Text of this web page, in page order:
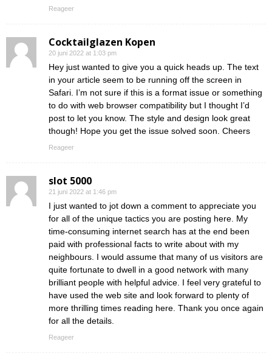
Reageer
Cocktailglazen Kopen
20 juni 2022 at 1:03 pm
Hey just wanted to give you a quick heads up. The text
in your article seem to be running off the screen in
Safari. I’m not sure if this is a format issue or something
to do with web browser compatibility but I thought I’d
post to let you know. The style and design look great
though! Hope you get the issue solved soon. Cheers
Reageer
slot 5000
21 juni 2022 at 1:46 pm
I just wanted to jot down a comment to appreciate you
for all of the unique tactics you are posting here. My
time-consuming internet search has at the end been
paid with professional facts to write about with my
neighbours. I would assume that many of us visitors are
quite fortunate to dwell in a good network with many
brilliant people with helpful advice. I feel very grateful to
have used the web site and look forward to plenty of
more thrilling times reading here. Thank you once again
for all the details.
Reageer